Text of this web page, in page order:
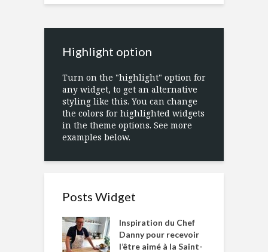
Highlight option
Turn on the "highlight" option for
any widget, to get an alternative
styling like this. You can change
the colors for highlighted widgets
in the theme options. See more
examples below.
Posts Widget
Inspiration du Chef
Danny pour recevoir
l’être aimé à la Saint-